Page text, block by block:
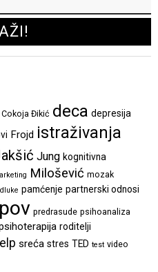
Cokoja Đikić deca depresija
Frojd istraživanja
Jung kognitivna
Milošević mozak
pamćenje partnerski odnosi
predrasude psihoanaliza
roditelji
sreća stres TED test video